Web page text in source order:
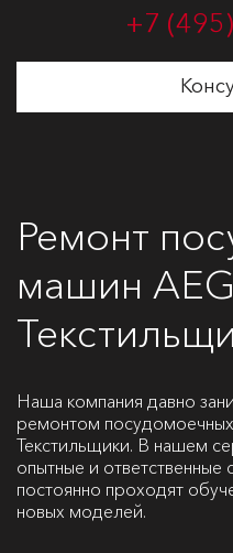
+7 (495)
Ремонт
машин
Наша компания давно
ремонтом
Текстильщики. В нашем
опытные и ответственные
постоянно проходят
новых моделей.